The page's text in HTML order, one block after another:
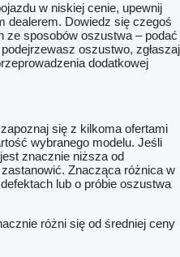
z ryglem spustowym
płatne):
600+600+600,
do ciągnięcia drugiej
500 mm
w niskiej cenie, upewnij
dealerem. Dowiedz się czegoś
ze sposobów oszustwa – podać
oszustwo, zgłaszaj
dodatkowej
się z kilkoma ofertami
wybranego modelu. Jeśli
znacznie niższa od
Znacząca różnica w
lub o próbie oszustwa
różni się od średniej ceny